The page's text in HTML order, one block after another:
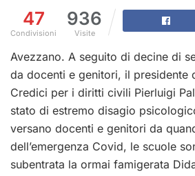
47
Condivisioni
936
Visite
Avezzano. A seguito di decine di
da docenti e genitori, il presidente
Credici per i diritti civili Pierluigi
stato di estremo disagio
versano docenti e genitori da
dell’emergenza Covid, le scuole
subentrata la ormai famigerata